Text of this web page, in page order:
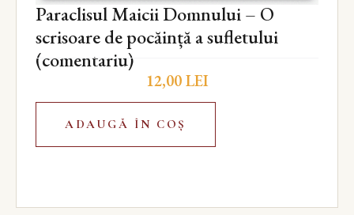
Paraclisul Maicii Domnului – O
scrisoare de pocăință a sufletului
(comentariu)
12,00LEI
ADAUGĂ ÎN COȘ